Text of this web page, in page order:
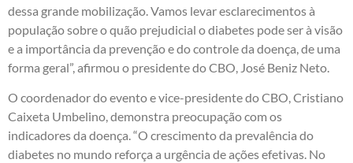
dessa grande mobilização. Vamos levar esclarecimentos à
população sobre o quão prejudicial o diabetes pode ser à visão
e a importância da prevenção e do controle da doença, de uma
forma geral”, afirmou o presidente do CBO, José Beniz Neto.
O coordenador do evento e vice-presidente do CBO, Cristiano
Caixeta Umbelino, demonstra preocupação com os
indicadores da doença. “O crescimento da prevalência do
diabetes no mundo reforça a urgência de ações efetivas. No